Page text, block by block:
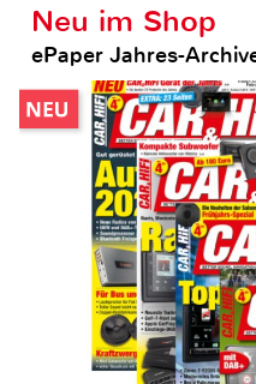
Neu im Shop
ePaper Jahres-